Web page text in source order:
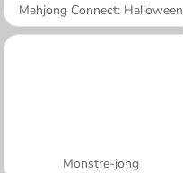
Mahjong Connect: Halloween
Monstre-jong